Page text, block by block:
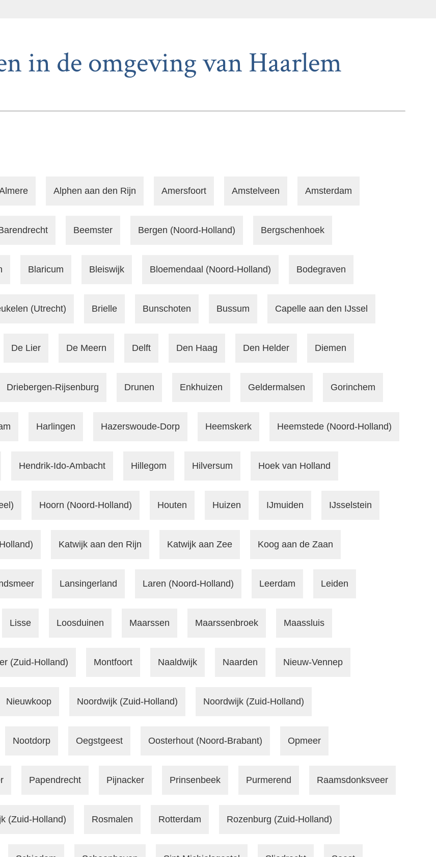
in de omgeving van Haarlem
Alphen aan den Rijn Amersfoort Amstelveen Amsterdam
Beemster Bergen (Noord-Holland) Bergschenhoek
Blaricum Bleiswijk Bloemendaal (Noord-Holland) Bodegraven
(Utrecht) Brielle Bunschoten Bussum Capelle aan den IJssel
De Lier De Meern Delft Den Haag Den Helder Diemen
Driebergen-Rijsenburg Drunen Enkhuizen Geldermalsen Gorinchem
Harlingen Hazerswoude-Dorp Heemskerk Heemstede (Noord-Holland)
Hendrik-Ido-Ambacht Hillegom Hilversum Hoek van Holland
Hoorn (Noord-Holland) Houten Huizen IJmuiden IJsselstein
Katwijk aan den Rijn Katwijk aan Zee Koog aan de Zaan
Lansingerland Laren (Noord-Holland) Leerdam Leiden
Lisse Loosduinen Maarssen Maarssenbroek Maassluis
(Zuid-Holland) Montfoort Naaldwijk Naarden Nieuw-Vennep
Nieuwkoop Noordwijk (Zuid-Holland) Noordwijk (Zuid-Holland)
Nootdorp Oegstgeest Oosterhout (Noord-Brabant) Opmeer
Papendrecht Pijnacker Prinsenbeek Purmerend Raamsdonksveer
(Zuid-Holland) Rosmalen Rotterdam Rozenburg (Zuid-Holland)